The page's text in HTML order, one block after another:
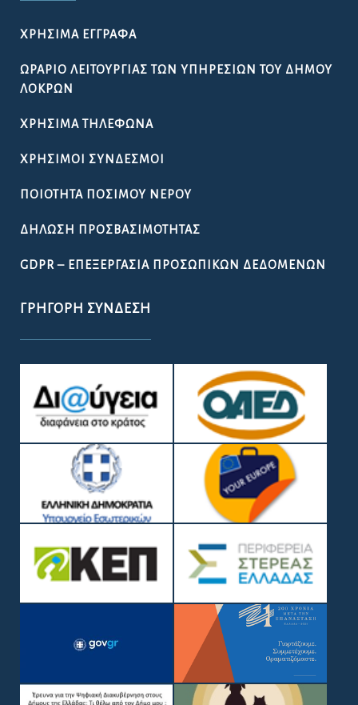
ΧΡΉΣΙΜΑ ΈΓΓΡΑΦΑ
ΩΡΆΡΙΟ ΛΕΙΤΟΥΡΓΊΑΣ ΤΩΝ ΥΠΗΡΕΣΙΏΝ ΤΟΥ ΔΉΜΟΥ
ΛΟΚΡΏΝ
ΧΡΉΣΙΜΑ ΤΗΛΈΦΩΝΑ
ΧΡΉΣΙΜΟΙ ΣΎΝΔΕΣΜΟΙ
ΠΟΙΌΤΗΤΑ ΠΌΣΙΜΟΥ ΝΕΡΟΎ
ΔΉΛΩΣΗ ΠΡΟΣΒΑΣΙΜΌΤΗΤΑΣ
GDPR – ΕΠΕΞΕΡΓΑΣΙΑ ΠΡΟΣΩΠΙΚΩΝ ΔΕΔΟΜΕΝΩΝ
ΓΡΉΓΟΡΗ ΣΎΝΔΕΣΗ